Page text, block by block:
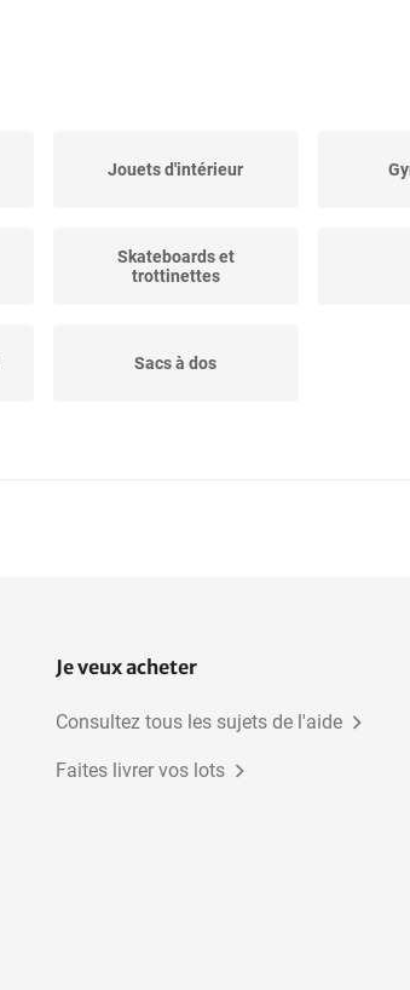
Jouets d'intérieur
Skateboards et
trottinettes
Sacs à dos
Je veux acheter
Consultez tous les sujets de l'aide
Faites livrer vos lots